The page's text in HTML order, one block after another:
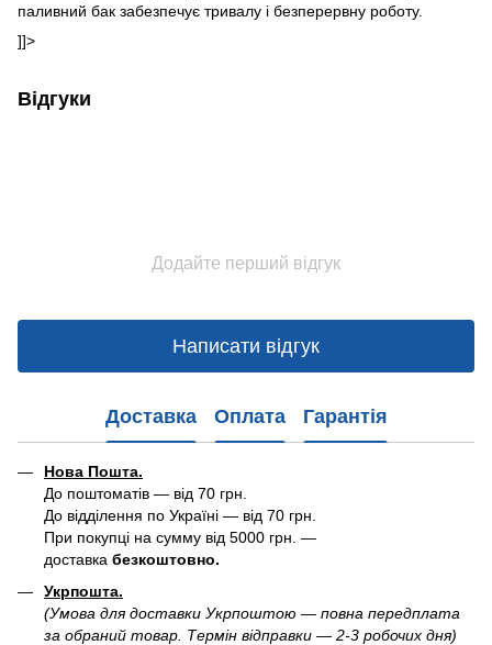
паливний бак забезпечує тривалу і безперервну роботу.​
]]>
Відгуки
Додайте перший відгук
Написати відгук
Доставка Оплата Гарантія
Нова Пошта.
До поштоматів — від 70 грн.
До відділення по Україні — від 70 грн.
При покупці на сумму від 5000 грн. —
доставка безкоштовно.
Укрпошта.
(Умова для доставки Укрпоштою — повна передплата
за обраний товар. Термін відправки — 2-3 робочих дня)